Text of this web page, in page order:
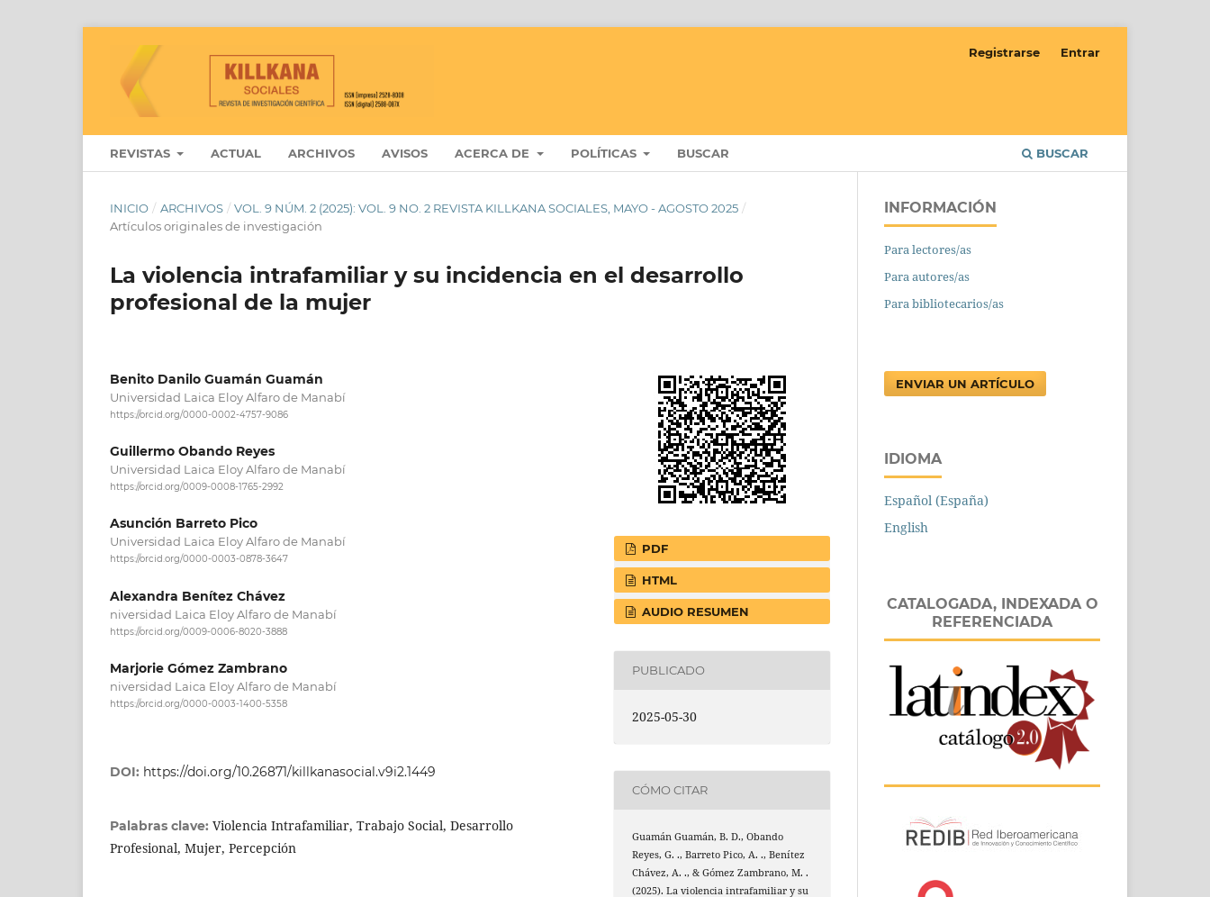
REVISTAS ACTUAL ARCHIVOS AVISOS ACERCA DE POLÍTICAS BUSCAR BUSCAR
Registrarse Entrar
INICIO / ARCHIVOS / VOL. 9 NÚM. 2 (2025): VOL. 9 NO. 2 REVISTA KILLKANA SOCIALES, MAYO - AGOSTO 2025 /
Artículos originales de investigación
La violencia intrafamiliar y su incidencia en el desarrollo
profesional de la mujer
Benito Danilo Guamán Guamán
Universidad Laica Eloy Alfaro de Manabí
https://orcid.org/0000-0002-4757-9086
Guillermo Obando Reyes
Universidad Laica Eloy Alfaro de Manabí
https://orcid.org/0009-0008-1765-2992
Asunción Barreto Pico
Universidad Laica Eloy Alfaro de Manabí
https://orcid.org/0000-0003-0878-3647
Alexandra Benítez Chávez
niversidad Laica Eloy Alfaro de Manabí
https://orcid.org/0009-0006-8020-3888
Marjorie Gómez Zambrano
niversidad Laica Eloy Alfaro de Manabí
https://orcid.org/0000-0003-1400-5358
DOI: https://doi.org/10.26871/killkanasocial.v9i2.1449
Palabras clave: Violencia Intrafamiliar, Trabajo Social, Desarrollo
Profesional, Mujer, Percepción
PDF
HTML
AUDIO RESUMEN
PUBLICADO
2025-05-30
CÓMO CITAR
Guamán Guamán, B. D., Obando
Reyes, G. ., Barreto Pico, A. ., Benítez
Chávez, A. ., & Gómez Zambrano, M. .
(2025). La violencia intrafamiliar y su
INFORMACIÓN
Para lectores/as
Para autores/as
Para bibliotecarios/as
ENVIAR UN ARTÍCULO
IDIOMA
Español (España)
English
CATALOGADA, INDEXADA O
REFERENCIADA